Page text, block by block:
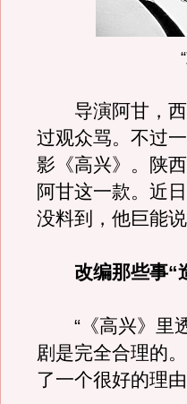
导演阿甘，西
过观众骂。不过
影《高兴》。陕
阿甘这一款。近
没料到，他巨能说
改编那些事“
“《高兴》里透
剧是完全合理的
了一个很好的理由